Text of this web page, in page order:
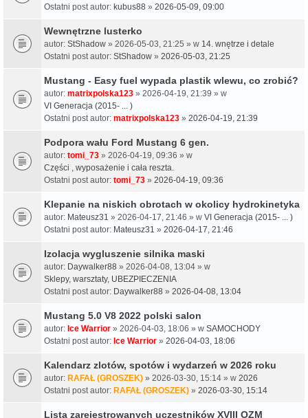
Ostatni post autor: kubus88 » 2026-05-09, 09:00
Wewnętrzne lusterko
autor: StShadow » 2026-05-03, 21:25 » w 14. wnętrze i detale
Ostatni post autor: StShadow » 2026-05-03, 21:25
Mustang - Easy fuel wypada plastik wlewu, co zrobić?
autor: matrixpolska123 » 2026-04-19, 21:39 » w
VI Generacja (2015- ... )
Ostatni post autor: matrixpolska123 » 2026-04-19, 21:39
Podpora wału Ford Mustang 6 gen.
autor: tomi_73 » 2026-04-19, 09:36 » w
Części , wyposażenie i cała reszta.
Ostatni post autor: tomi_73 » 2026-04-19, 09:36
Klepanie na niskich obrotach w okolicy hydrokinetyka
autor: Mateusz31 » 2026-04-17, 21:46 » w VI Generacja (2015- ... )
Ostatni post autor: Mateusz31 » 2026-04-17, 21:46
Izolacja wygluszenie silnika maski
autor: Daywalker88 » 2026-04-08, 13:04 » w
Sklepy, warsztaty, UBEZPIECZENIA
Ostatni post autor: Daywalker88 » 2026-04-08, 13:04
Mustang 5.0 V8 2022 polski salon
autor: Ice Warrior » 2026-04-03, 18:06 » w SAMOCHODY
Ostatni post autor: Ice Warrior » 2026-04-03, 18:06
Kalendarz zlotów, spotów i wydarzeń w 2026 roku
autor: RAFAŁ (GROSZEK) » 2026-03-30, 15:14 » w 2026
Ostatni post autor: RAFAŁ (GROSZEK) » 2026-03-30, 15:14
Lista zarejestrowanych uczestników XVIII OZM